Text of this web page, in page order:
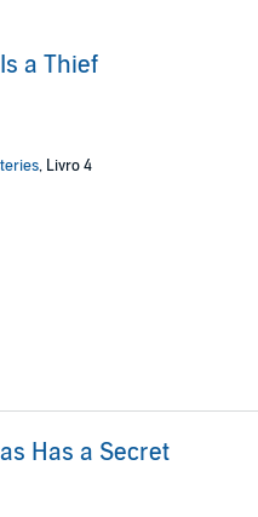
a Thief
, Livro 4
Has a Secret